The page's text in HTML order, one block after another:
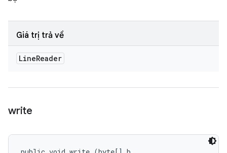
Giá trị trả về
LineReader
write